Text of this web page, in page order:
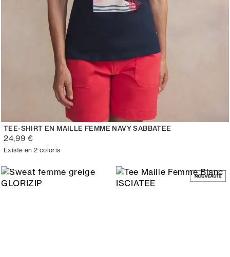
TEE-SHIRT EN MAILLE FEMME NAVY SABBATEE
24,99 €
Existe en 2 coloris